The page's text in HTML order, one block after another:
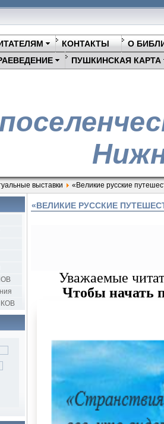
КОНТАКТЫ О
ПУШКИНСКАЯ КАРТА
выставки «Великие русские
«ВЕЛИКИЕ РУССКИЕ
Уважаемые
Чтобы начать